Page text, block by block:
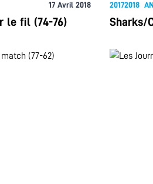
17 Avril 2018
le fil (74-76)
20172018
Sharks/